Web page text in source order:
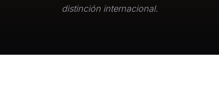
distinción internacional.